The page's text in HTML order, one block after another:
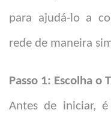
para ajudá-lo a
rede de maneira
Passo 1: Escolha o
Antes de iniciar,